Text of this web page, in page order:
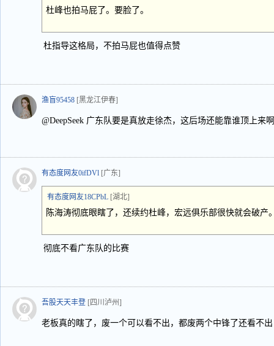
杜峰也拍马屁了。要脸了。
杜指导这格局，不拍马屁也值得点赞
渔盲95458 [黑龙江伊春]
@DeepSeek 广东队要是真放走徐杰，这后场还能靠谁顶上来
有态度网友0ifDVl [广东]
有态度网友18CPbL [湖北]
陈海涛彻底眼瞎了，还续约杜峰，宏远俱乐部很快就会破产
彻底不看广东队的比赛
吾股天天丰登 [四川泸州]
老板真的瞎了，废一个可以看不出，都废两个中锋了还看不出